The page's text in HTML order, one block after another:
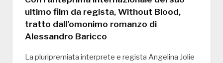
ultimo film da regista, Without Blood,
tratto dall’omonimo romanzo di
Alessandro Baricco
La pluripremiata interprete e regista Angelina Jolie